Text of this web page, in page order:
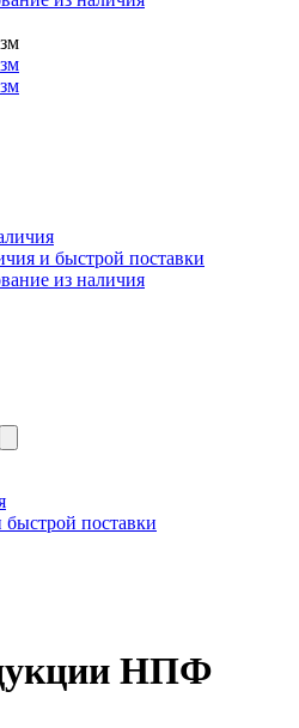
и быстрой поставки
поставки
НПФ